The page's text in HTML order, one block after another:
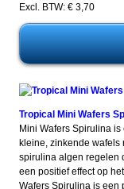
Excl. BTW: € 3,70
Tropical Mini Wafers
Mini Wafers Spirulina
kleine, zinkende wafels
spirulina algen regelen
een positief effect op
Wafers Spirulina is een